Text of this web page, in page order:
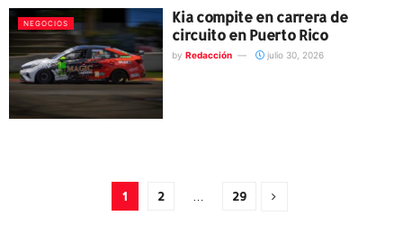
NEGOCIOS
Kia compite en carrera de
circuito en Puerto Rico
by Redacción julio 30, 2026
1 2 29